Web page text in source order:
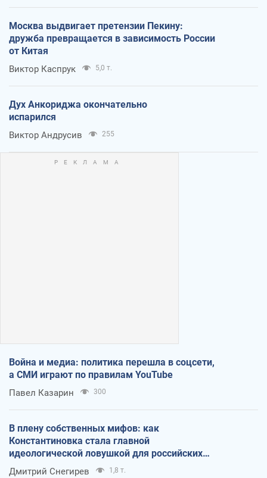
Москва выдвигает претензии Пекину:
дружба превращается в зависимость России
от Китая
Виктор Каспрук 5,0 т.
Дух Анкориджа окончательно
испарился
Виктор Андрусив 255
Война и медиа: политика перешла в соцсети,
а СМИ играют по правилам YouTube
Павел Казарин 300
В плену собственных мифов: как
Константиновка стала главной
идеологической ловушкой для российских
оккупантов
Дмитрий Снегирев 1,8 т.